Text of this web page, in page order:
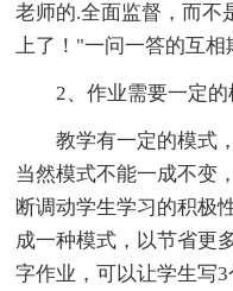
老师的.全面监督，而不
上了！"一问一答的互相
2、作业需要一定的
教学有一定的模式，
当然模式不能一成不变
断调动学生学习的积极
成一种模式，以节省更
字作业，可以让学生写